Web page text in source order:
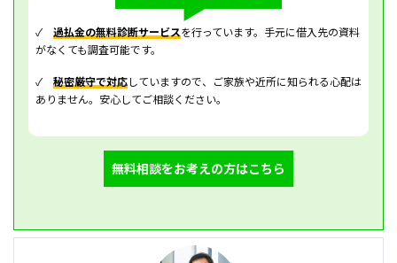
✓ 過払金の無料診断サービスを行っています。手元に借入先の資料
がなくても調査可能です。
✓ 秘密厳守で対応していますので、ご家族や近所に知られる心配は
ありません。安心してご相談ください。
無料相談をお考えの方はこちら